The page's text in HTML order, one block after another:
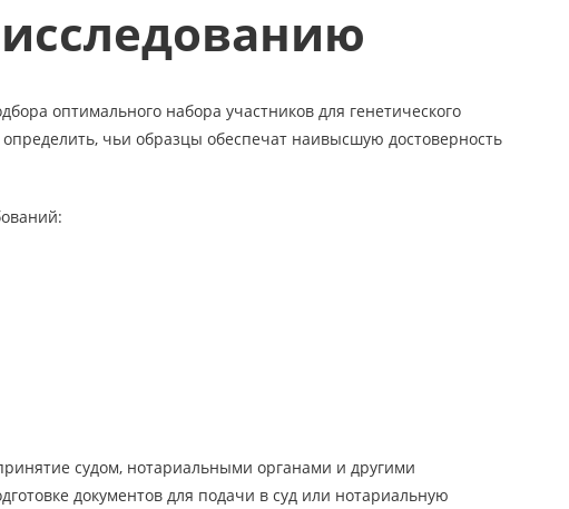
оптимального набора участников для генетического
чьи образцы обеспечат наивысшую достоверность
судом, нотариальными органами и другими
документов для подачи в суд или нотариальную